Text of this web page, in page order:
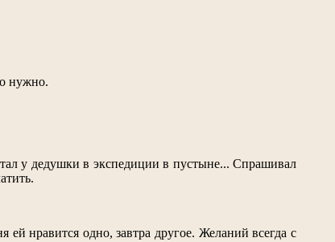
нужно.
у дедушки в экспедиции в пустыне... Спрашивал
нравится одно, завтра другое. Желаний всегда с